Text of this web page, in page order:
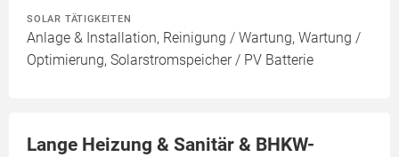
SOLAR TÄTIGKEITEN
Anlage & Installation, Reinigung / Wartung, Wartung /
Optimierung, Solarstromspeicher / PV Batterie
Lange Heizung & Sanitär & BHKW-